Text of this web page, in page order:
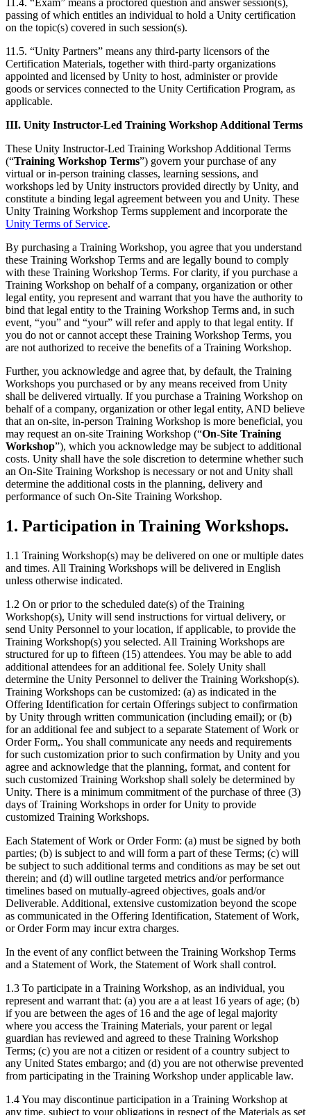
11.4. “Exam” means a proctored question and answer session(s),
passing of which entitles an individual to hold a Unity certification
on the topic(s) covered in such session(s).
11.5. “Unity Partners” means any third-party licensors of the
Certification Materials, together with third-party organizations
appointed and licensed by Unity to host, administer or provide
goods or services connected to the Unity Certification Program, as
applicable.
III. Unity Instructor-Led Training Workshop Additional Terms
These Unity Instructor-Led Training Workshop Additional Terms
(“Training Workshop Terms”) govern your purchase of any
virtual or in-person training classes, learning sessions, and
workshops led by Unity instructors provided directly by Unity, and
constitute a binding legal agreement between you and Unity. These
Unity Training Workshop Terms supplement and incorporate the
Unity Terms of Service.
By purchasing a Training Workshop, you agree that you understand
these Training Workshop Terms and are legally bound to comply
with these Training Workshop Terms. For clarity, if you purchase a
Training Workshop on behalf of a company, organization or other
legal entity, you represent and warrant that you have the authority to
bind that legal entity to the Training Workshop Terms and, in such
event, “you” and “your” will refer and apply to that legal entity. If
you do not or cannot accept these Training Workshop Terms, you
are not authorized to receive the benefits of a Training Workshop.
Further, you acknowledge and agree that, by default, the Training
Workshops you purchased or by any means received from Unity
shall be delivered virtually. If you purchase a Training Workshop on
behalf of a company, organization or other legal entity, AND believe
that an on-site, in-person Training Workshop is more beneficial, you
may request an on-site Training Workshop (“On-Site Training
Workshop”), which you acknowledge may be subject to additional
costs. Unity shall have the sole discretion to determine whether such
an On-Site Training Workshop is necessary or not and Unity shall
determine the additional costs in the planning, delivery and
performance of such On-Site Training Workshop.
1. Participation in Training Workshops.
1.1 Training Workshop(s) may be delivered on one or multiple dates
and times. All Training Workshops will be delivered in English
unless otherwise indicated.
1.2 On or prior to the scheduled date(s) of the Training
Workshop(s), Unity will send instructions for virtual delivery, or
send Unity Personnel to your location, if applicable, to provide the
Training Workshop(s) you selected. All Training Workshops are
structured for up to fifteen (15) attendees. You may be able to add
additional attendees for an additional fee. Solely Unity shall
determine the Unity Personnel to deliver the Training Workshop(s).
Training Workshops can be customized: (a) as indicated in the
Offering Identification for certain Offerings subject to confirmation
by Unity through written communication (including email); or (b)
for an additional fee and subject to a separate Statement of Work or
Order Form,. You shall communicate any needs and requirements
for such customization prior to such confirmation by Unity and you
agree and acknowledge that the planning, format, and content for
such customized Training Workshop shall solely be determined by
Unity. There is a minimum commitment of the purchase of three (3)
days of Training Workshops in order for Unity to provide
customized Training Workshops.
Each Statement of Work or Order Form: (a) must be signed by both
parties; (b) is subject to and will form a part of these Terms; (c) will
be subject to such additional terms and conditions as may be set out
therein; and (d) will outline targeted metrics and/or performance
timelines based on mutually-agreed objectives, goals and/or
Deliverable. Additional, extensive customization beyond the scope
as communicated in the Offering Identification, Statement of Work,
or Order Form may incur extra charges.
In the event of any conflict between the Training Workshop Terms
and a Statement of Work, the Statement of Work shall control.
1.3 To participate in a Training Workshop, as an individual, you
represent and warrant that: (a) you are a at least 16 years of age; (b)
if you are between the ages of 16 and the age of legal majority
where you access the Training Materials, your parent or legal
guardian has reviewed and agreed to these Training Workshop
Terms; (c) you are not a citizen or resident of a country subject to
any United States embargo; and (d) you are not otherwise prevented
from participating in the Training Workshop under applicable law.
1.4 You may discontinue participation in a Training Workshop at
any time, subject to your obligations in respect of the Materials as set